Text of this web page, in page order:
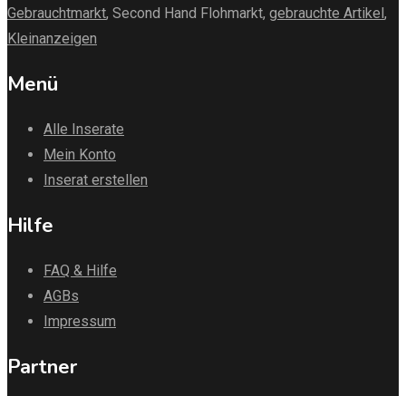
Gebrauchtmarkt, Second Hand Flohmarkt, gebrauchte Artikel,
Kleinanzeigen
Menü
Alle Inserate
Mein Konto
Inserat erstellen
Hilfe
FAQ & Hilfe
AGBs
Impressum
Partner